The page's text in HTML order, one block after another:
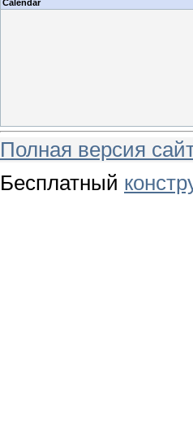
Calendar
Полная версия
Бесплатный